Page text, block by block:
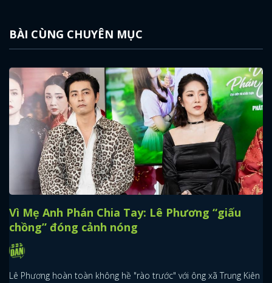
BÀI CÙNG CHUYÊN MỤC
Vì Mẹ Anh Phán Chia Tay: Lê Phương “giấu
chồng” đóng cảnh nóng
Lê Phương hoàn toàn không hề "rào trước" với ông xã Trung Kiên